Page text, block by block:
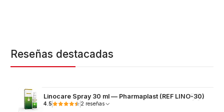
Reseñas destacadas
Linocare Spray 30 ml — Pharmaplast (REF LINO-30)
4.5 2 reseñas